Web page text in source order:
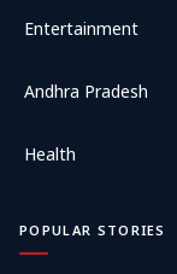
Entertainment
Andhra Pradesh
Health
POPULAR STORIES